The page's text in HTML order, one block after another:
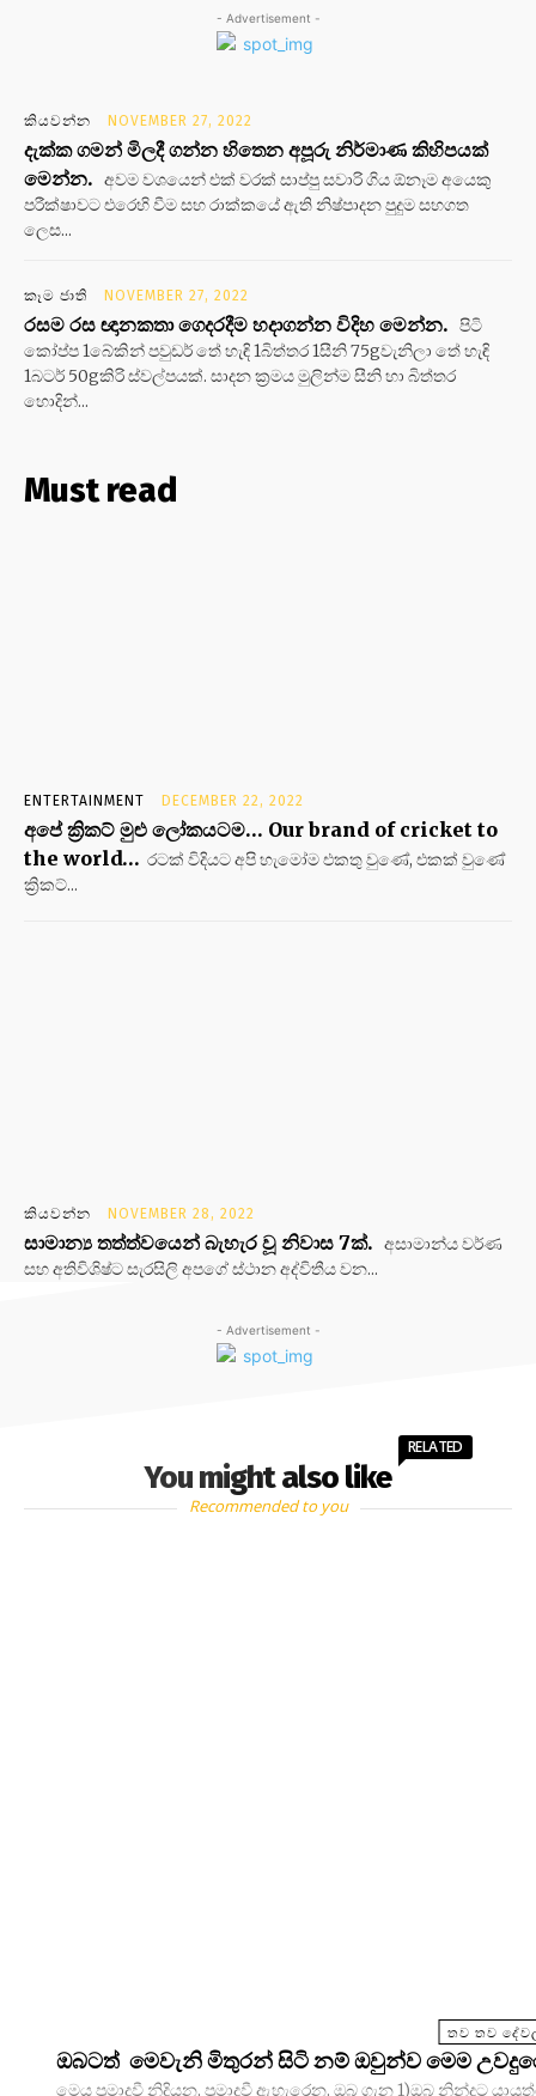
- Advertisement -
කියවන්න NOVEMBER 27, 2022
දැක්ක ගමන් මිලදී ගන්න හිතෙන අපූරු නිර්මාණ කිහිපයක්
මෙන්න. අවම වශයෙන් එක් වරක් සාප්පු සවාරි ගිය ඕනෑම අයෙකු
පරීක්ෂාවට එරෙහි වීම සහ රාක්කයේ ඇති නිෂ්පාදන පුදුම සහගත
ලෙස...
කෑම ජාති NOVEMBER 27, 2022
රසම රස ඥානකතා ගෙදරදීම හදාගන්න විදිහ මෙන්න. පිටි
කෝප්ප 1බේකින් පවුඩර් තේ හැඳි 1බිත්තර 1සීනි 75gවැනිලා තේ හැඳි
1බටර් 50gකිරි ස්වල්පයක්. සාදන ක්‍රමය මුලින්ම සීනි හා බිත්තර
හොදින්...
Must read
ENTERTAINMENT DECEMBER 22, 2022
අපේ ක්‍රිකට් මුළු ලෝකයටම… Our brand of cricket to
the world… රටක් විදියට අපි හැමෝම එකතු වුණේ, එකක් වුණේ
ක්‍රිකට්...
කියවන්න NOVEMBER 28, 2022
සාමාන්‍ය තත්ත්වයෙන් බැහැර වූ නිවාස 7ක්. අසාමාන්ය වර්ණ
සහ අතිවිශිෂ්ට සැරසිලි අපගේ ස්ථාන අද්විතීය වන...
- Advertisement -
You might also like
RELATED
Recommended to you
තව තව
ඔබටත් මෙවැනි මිතුරන් සිටි නම් ඔවුන්ව මෙම
මෙය ප්‍රමාදවී නිදියන, ප්‍රමාදවී ඇහැරෙන, ඔබ ගැන 1)ඔබ නින්දට යායුත්තේ කීයටද? 2)කලින් නින්දටගොස් කලින් අවදිවීම ඇඟට